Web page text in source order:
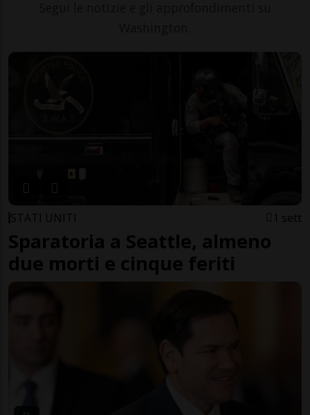
STATI UNITI 1 sett
Sparatoria a Seattle, almeno
due morti e cinque feriti